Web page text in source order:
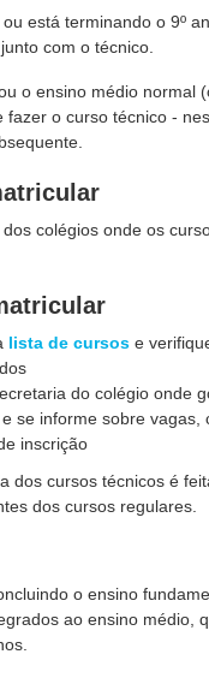
está terminando o 9º
com o técnico.
o ensino médio normal
fazer o curso técnico -
colégios onde os
lista de cursos e
do colégio onde
se informe sobre vagas,
inscrição
dos cursos técnicos é
dos cursos regulares.
o ensino
ao ensino médio,